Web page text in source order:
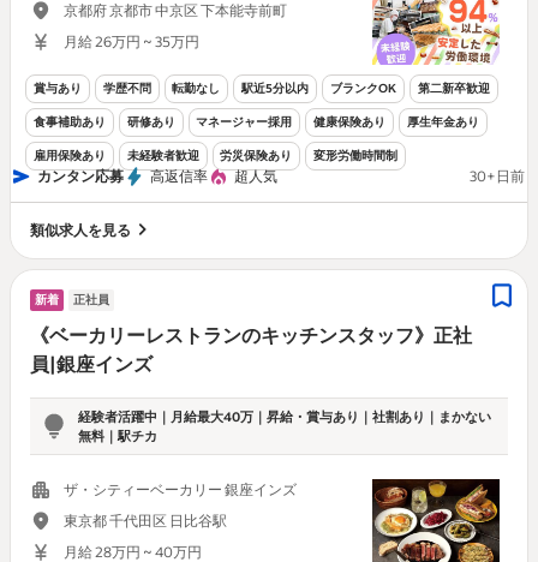
京都府 京都市 中京区 下本能寺前町
月給 26万円 ~ 35万円
賞与あり 学歴不問 転勤なし 駅近5分以内 ブランクOK 第二新卒歓迎
食事補助あり 研修あり マネージャー採用 健康保険あり 厚生年金あり
雇用保険あり 未経験者歓迎 労災保険あり 変形労働時間制
カンタン応募 高返信率 超人気 30+日前
類似求人を見る
新着 正社員
《ベーカリーレストランのキッチンスタッフ》正社
員|銀座インズ
経験者活躍中｜月給最大40万｜昇給・賞与あり｜社割あり｜まかない
無料｜駅チカ
ザ・シティーベーカリー 銀座インズ
東京都 千代田区 日比谷駅
月給 28万円 ~ 40万円